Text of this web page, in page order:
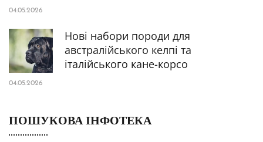
04.05.2026
Нові набори породи для
австралійського келпі та
італійського кане-корсо
04.05.2026
ПОШУКОВА ІНФОТЕКА